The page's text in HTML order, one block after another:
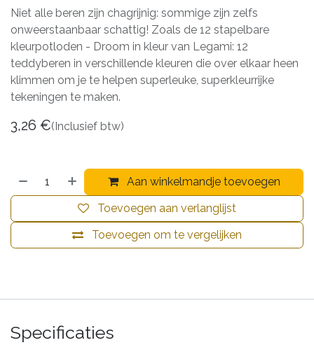
Niet alle beren zijn chagrijnig: sommige zijn zelfs
onweerstaanbaar schattig! Zoals de 12 stapelbare
kleurpotloden - Droom in kleur van Legami: 12
teddyberen in verschillende kleuren die over elkaar heen
klimmen om je te helpen superleuke, superkleurrijke
tekeningen te maken.
3,26 €(Inclusief btw)
Aan winkelmandje toevoegen
Toevoegen om te vergelijken
Toevoegen aan verlanglijst
Specificaties